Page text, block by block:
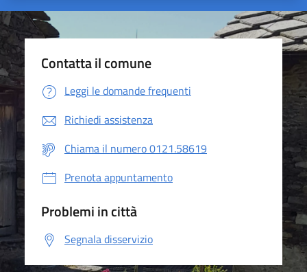
Contatta il comune
Leggi le domande frequenti
Richiedi assistenza
Chiama il numero 0121.58619
Prenota appuntamento
Problemi in città
Segnala disservizio